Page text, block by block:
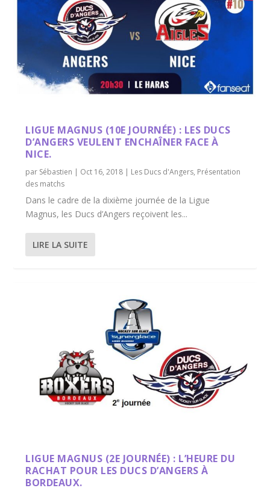
LIGUE MAGNUS (10E JOURNÉE) : LES DUCS
D’ANGERS VEULENT ENCHAÎNER FACE À
NICE.
par Sébastien | Oct 16, 2018 | Les Ducs d'Angers, Présentation
des matchs
Dans le cadre de la dixième journée de la Ligue
Magnus, les Ducs d’Angers reçoivent les...
LIRE LA SUITE
LIGUE MAGNUS (2E JOURNÉE) : L’HEURE DU
RACHAT POUR LES DUCS D’ANGERS À
BORDEAUX.